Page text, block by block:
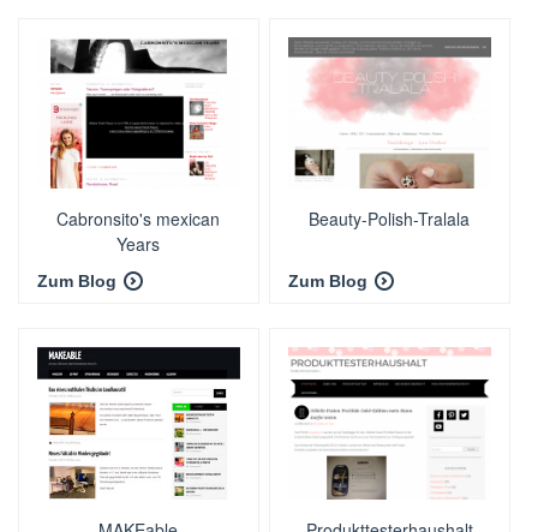
Cabronsito's mexican
Years
Zum Blog
Beauty-Polish-Tralala
Zum Blog